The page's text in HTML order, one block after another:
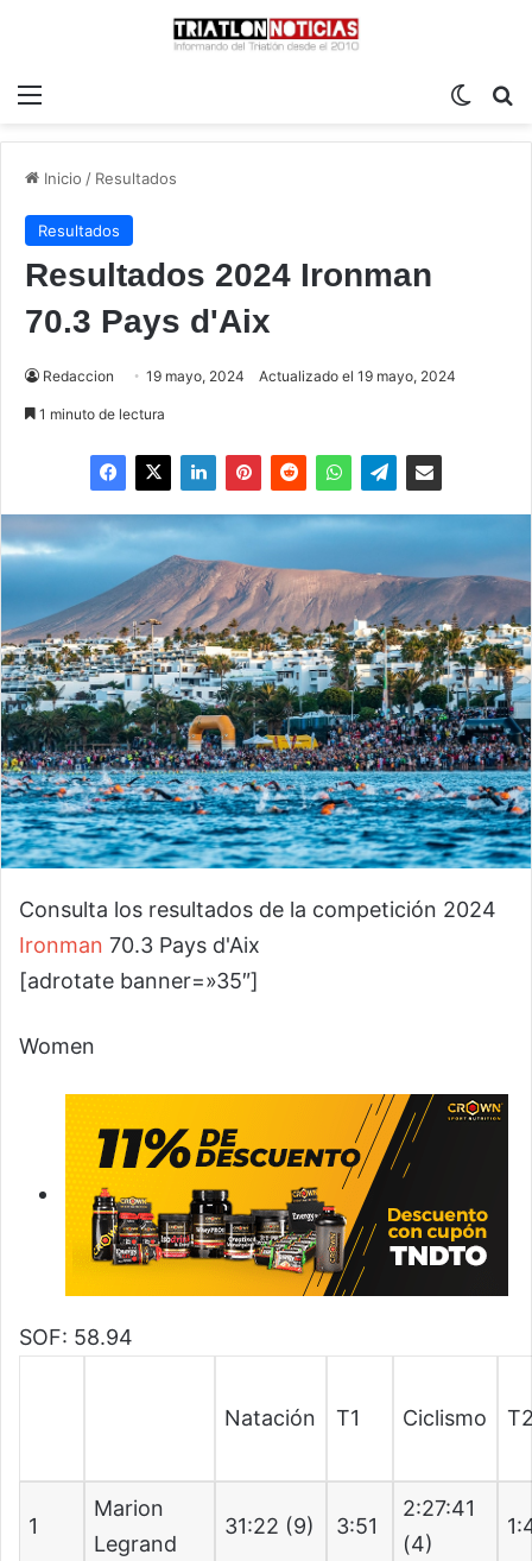
Inicio / Resultados
Resultados
Resultados 2024 Ironman
70.3 Pays d'Aix
Redaccion 19 mayo, 2024 Actualizado el 19 mayo, 2024
1 minuto de lectura
Consulta los resultados de la competición 2024
Ironman 70.3 Pays d'Aix
[adrotate banner=»35″]
Women
SOF: 58.94
Natación T1 Ciclismo
1
Marion
Legrand
31:22 (9) 3:51
2:27:41
(4)